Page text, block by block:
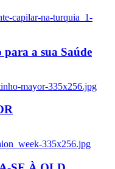
capilar-na-turquia_1-
a sua Saúde
mayor-335x256.jpg
335x256.jpg